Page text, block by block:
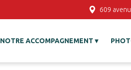
609
NOTRE ACCOMPAGNEMENT